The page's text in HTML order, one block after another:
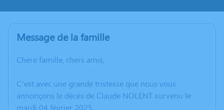
Message de la famille
Chère famille, chers amis,
C’est avec une grande tristesse que nous vous
annonçons le décès de Claude NOLENT survenu le
mardi 04 février 2025.